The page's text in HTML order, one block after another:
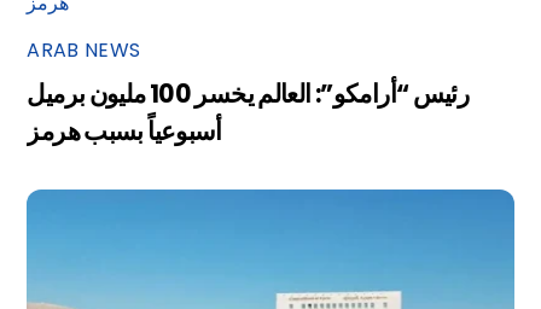
ARAB NEWS
رئيس “أرامكو”: العالم يخسر 100 مليون برميل
أسبوعياً بسبب هرمز